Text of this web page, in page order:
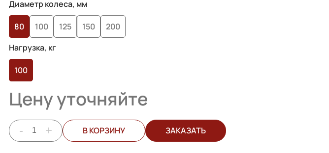
пользователей
Диаметр колеса, мм
80 100 125 150
200
Нагрузка, кг
100
Цену уточняйте
- + В КОРЗИНУ ЗАКАЗАТЬ